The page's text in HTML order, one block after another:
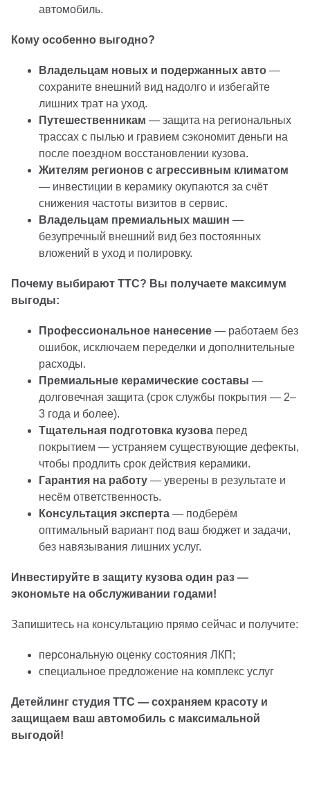
автомобиль.
Кому особенно выгодно?
Владельцам новых и подержанных авто —
сохраните внешний вид надолго и избегайте
лишних трат на уход.
Путешественникам — защита на региональных
трассах с пылью и гравием сэкономит деньги на
после поездном восстановлении кузова.
Жителям регионов с агрессивным климатом
— инвестиции в керамику окупаются за счёт
снижения частоты визитов в сервис.
Владельцам премиальных машин —
безупречный внешний вид без постоянных
вложений в уход и полировку.
Почему выбирают ТТС? Вы получаете максимум
выгоды:
Профессиональное нанесение — работаем без
ошибок, исключаем переделки и дополнительные
расходы.
Премиальные керамические составы —
долговечная защита (срок службы покрытия — 2–
3 года и более).
Тщательная подготовка кузова перед
покрытием — устраняем существующие дефекты,
чтобы продлить срок действия керамики.
Гарантия на работу — уверены в результате и
несём ответственность.
Консультация эксперта — подберём
оптимальный вариант под ваш бюджет и задачи,
без навязывания лишних услуг.
Инвестируйте в защиту кузова один раз —
экономьте на обслуживании годами!
Запишитесь на консультацию прямо сейчас и получите:
персональную оценку состояния ЛКП;
специальное предложение на комплекс услуг
Детейлинг студия ТТС — сохраняем красоту и
защищаем ваш автомобиль с максимальной
выгодой!